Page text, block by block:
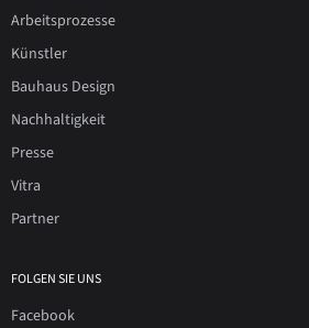
Arbeitsprozesse
Künstler
Bauhaus Design
Nachhaltigkeit
Presse
Vitra
Partner
FOLGEN SIE UNS
Facebook